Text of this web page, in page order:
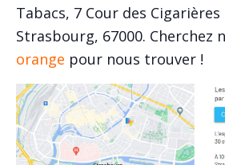
Tabacs, 7 Cour des Cigarières
Strasbourg, 67000. Cherchez
orange pour nous trouver !